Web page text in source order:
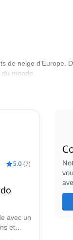
de neige d'Europe.
monde.
5.0 (7)
avec un
et